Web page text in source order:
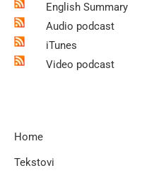
English Summary
Audio podcast
iTunes
Video podcast
Home
Tekstovi